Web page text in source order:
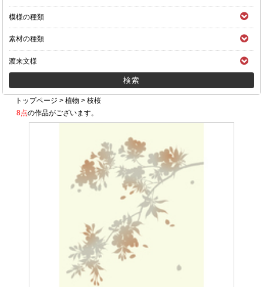
模様の種類
素材の種類
渡来文様
トップページ >植物 >枝桜
8点の作品がございます。